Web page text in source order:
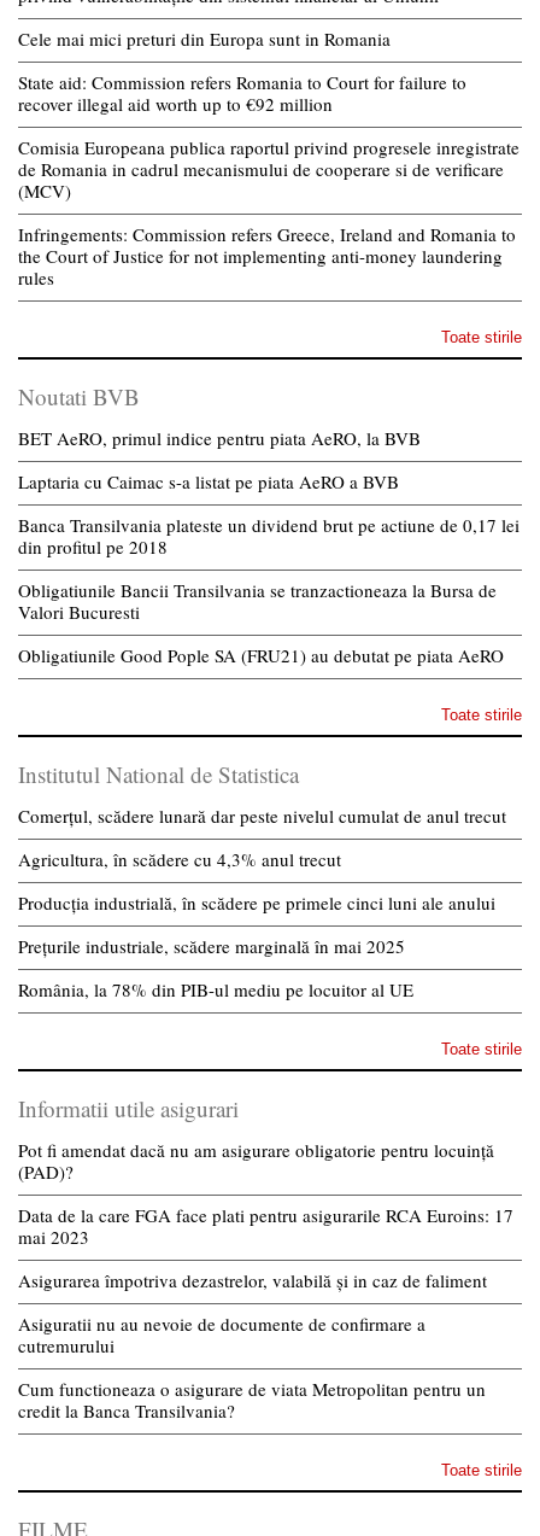
Cele mai mici preturi din Europa sunt in Romania
State aid: Commission refers Romania to Court for failure to
recover illegal aid worth up to €92 million
Comisia Europeana publica raportul privind progresele inregistrate
de Romania in cadrul mecanismului de cooperare si de verificare
(MCV)
Infringements: Commission refers Greece, Ireland and Romania to
the Court of Justice for not implementing anti-money laundering
rules
Toate stirile
Noutati BVB
BET AeRO, primul indice pentru piata AeRO, la BVB
Laptaria cu Caimac s-a listat pe piata AeRO a BVB
Banca Transilvania plateste un dividend brut pe actiune de 0,17 lei
din profitul pe 2018
Obligatiunile Bancii Transilvania se tranzactioneaza la Bursa de
Valori Bucuresti
Obligatiunile Good Pople SA (FRU21) au debutat pe piata AeRO
Toate stirile
Institutul National de Statistica
Comerțul, scădere lunară dar peste nivelul cumulat de anul trecut
Agricultura, în scădere cu 4,3% anul trecut
Producția industrială, în scădere pe primele cinci luni ale anului
Prețurile industriale, scădere marginală în mai 2025
România, la 78% din PIB-ul mediu pe locuitor al UE
Toate stirile
Informatii utile asigurari
Pot fi amendat dacă nu am asigurare obligatorie pentru locuință
(PAD)?
Data de la care FGA face plati pentru asigurarile RCA Euroins: 17
mai 2023
Asigurarea împotriva dezastrelor, valabilă și in caz de faliment
Asiguratii nu au nevoie de documente de confirmare a
cutremurului
Cum functioneaza o asigurare de viata Metropolitan pentru un
credit la Banca Transilvania?
Toate stirile
FILME